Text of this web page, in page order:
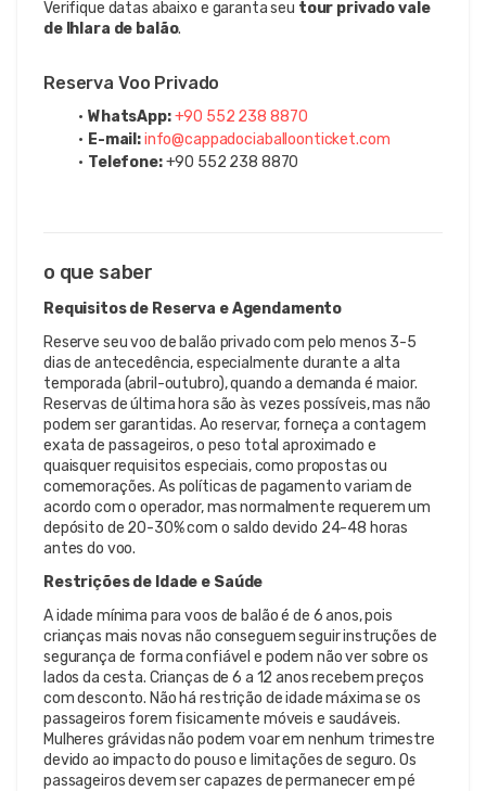
Verifique datas abaixo e garanta seu tour privado vale
de Ihlara de balão.
Reserva Voo Privado
WhatsApp:+90 552 238 8870
E-mail:info@cappadociaballoonticket.com
Telefone: +90 552 238 8870
o que saber
Requisitos de Reserva e Agendamento
Reserve seu voo de balão privado com pelo menos 3-5
dias de antecedência, especialmente durante a alta
temporada (abril-outubro), quando a demanda é maior.
Reservas de última hora são às vezes possíveis, mas não
podem ser garantidas. Ao reservar, forneça a contagem
exata de passageiros, o peso total aproximado e
quaisquer requisitos especiais, como propostas ou
comemorações. As políticas de pagamento variam de
acordo com o operador, mas normalmente requerem um
depósito de 20-30% com o saldo devido 24-48 horas
antes do voo.
Restrições de Idade e Saúde
A idade mínima para voos de balão é de 6 anos, pois
crianças mais novas não conseguem seguir instruções de
segurança de forma confiável e podem não ver sobre os
lados da cesta. Crianças de 6 a 12 anos recebem preços
com desconto. Não há restrição de idade máxima se os
passageiros forem fisicamente móveis e saudáveis.
Mulheres grávidas não podem voar em nenhum trimestre
devido ao impacto do pouso e limitações de seguro. Os
passageiros devem ser capazes de permanecer em pé